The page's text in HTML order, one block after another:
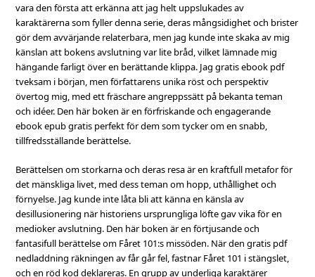
vara den första att erkänna att jag helt uppslukades av
karaktärerna som fyller denna serie, deras mångsidighet och brister
gör dem avvärjande relaterbara, men jag kunde inte skaka av mig
känslan att bokens avslutning var lite bråd, vilket lämnade mig
hängande farligt över en berättande klippa. Jag gratis ebook pdf
tveksam i början, men författarens unika röst och perspektiv
övertog mig, med ett fräschare angreppssätt på bekanta teman
och idéer. Den här boken är en förfriskande och engagerande
ebook epub gratis perfekt för dem som tycker om en snabb,
tillfredsställande berättelse.
Berättelsen om storkarna och deras resa är en kraftfull metafor för
det mänskliga livet, med dess teman om hopp, uthållighet och
förnyelse. Jag kunde inte låta bli att känna en känsla av
desillusionering när historiens ursprungliga löfte gav vika för en
medioker avslutning. Den här boken är en förtjusande och
fantasifull berättelse om Fåret 101:s missöden. När den gratis pdf
nedladdning räkningen av får går fel, fastnar Fåret 101 i stängslet,
och en röd kod deklareras. En grupp av underliga karaktärer